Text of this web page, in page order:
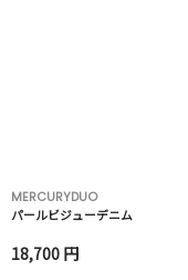
MERCURYDUO
パールビジューデニム
18,700 円